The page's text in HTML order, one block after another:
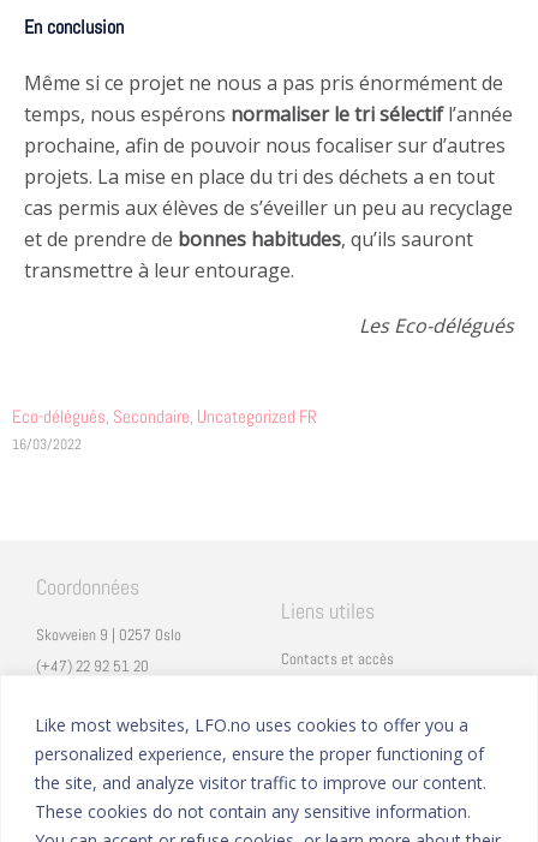
Like most websites, LFO.no uses cookies to offer you a
personalized experience, ensure the proper functioning of
the site, and analyze visitor traffic to improve our content.
These cookies do not contain any sensitive information.
En conclusion
Même si ce projet ne nous a pas pris énormément de
temps, nous espérons normaliser le tri sélectifl’année
prochaine, afin de pouvoir nous focaliser sur d’autres
projets. La mise en place du tri des déchets a en tout
cas permis aux élèves de s’éveiller un peu au recyclage
et de prendre de bonnes habitudes, qu’ils sauront
transmettre à leur entourage.
Les Eco-délégués
Eco-délégués, Secondaire, Uncategorized FR
16/03/2022
Coordonnées
Skovveien 9 | 0257 Oslo
(+47) 22 92 51 20
Vulkan 11 | 0178 Oslo
Liens utiles
Contacts et accès
Mentions légales
Eduka
ProNote